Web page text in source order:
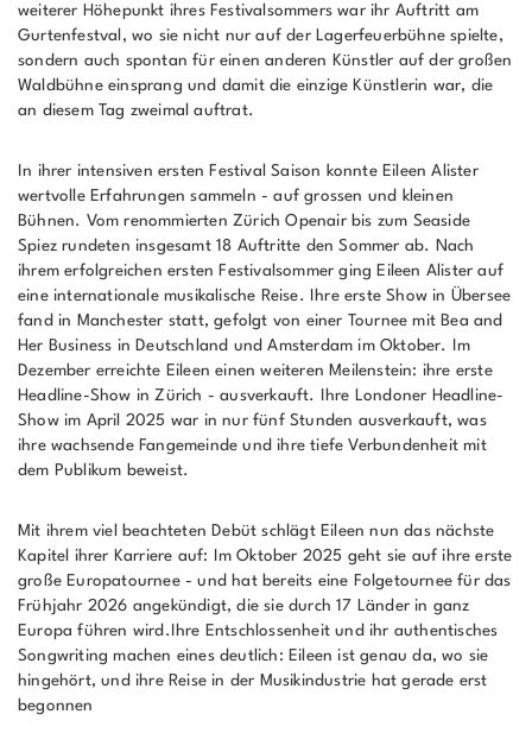
weiterer Höhepunkt ihres Festivalsommers war ihr Auftritt am
Gurtenfestval, wo sie nicht nur auf der Lagerfeuerbühne spielte,
sondern auch spontan für einen anderen Künstler auf der großen
Waldbühne einsprang und damit die einzige Künstlerin war, die
an diesem Tag zweimal auftrat.
In ihrer intensiven ersten Festival Saison konnte Eileen Alister
wertvolle Erfahrungen sammeln - auf grossen und kleinen
Bühnen. Vom renommierten Zürich Openair bis zum Seaside
Spiez rundeten insgesamt 18 Auftritte den Sommer ab. Nach
ihrem erfolgreichen ersten Festivalsommer ging Eileen Alister auf
eine internationale musikalische Reise. Ihre erste Show in Übersee
fand in Manchester statt, gefolgt von einer Tournee mit Bea and
Her Business in Deutschland und Amsterdam im Oktober. Im
Dezember erreichte Eileen einen weiteren Meilenstein: ihre erste
Headline-Show in Zürich - ausverkauft. Ihre Londoner Headline-
Show im April 2025 war in nur fünf Stunden ausverkauft, was
ihre wachsende Fangemeinde und ihre tiefe Verbundenheit mit
dem Publikum beweist.
Mit ihrem viel beachteten Debüt schlägt Eileen nun das nächste
Kapitel ihrer Karriere auf: Im Oktober 2025 geht sie auf ihre erste
große Europatournee - und hat bereits eine Folgetournee für das
Frühjahr 2026 angekündigt, die sie durch 17 Länder in ganz
Europa führen wird.Ihre Entschlossenheit und ihr authentisches
Songwriting machen eines deutlich: Eileen ist genau da, wo sie
hingehört, und ihre Reise in der Musikindustrie hat gerade erst
begonnen